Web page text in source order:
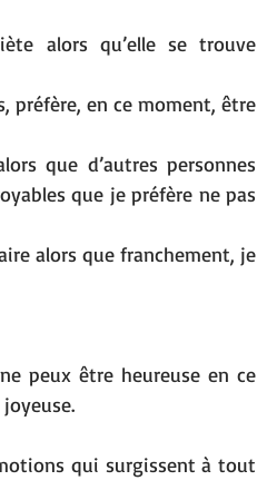
alors qu’elle se trouve
préfère, en ce moment, être
que d’autres personnes
que je préfère ne pas
alors que franchement, je
peux être heureuse en ce
qui surgissent à tout